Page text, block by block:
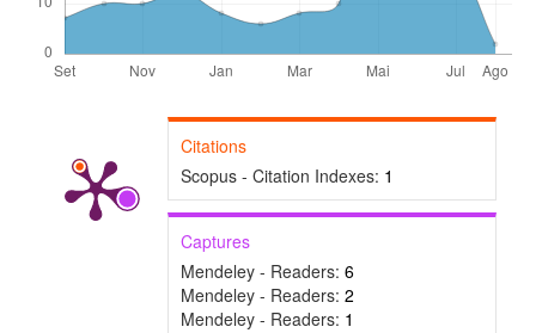
Citations
Scopus - Citation Indexes: 1
Captures
Mendeley - Readers: 6
Mendeley - Readers: 2
Mendeley - Readers: 1